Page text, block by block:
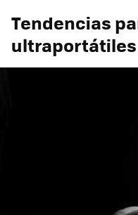
Tendencias
ultraportátiles